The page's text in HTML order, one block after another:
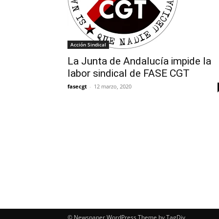
Acción Sindical
La Junta de Andalucía impide la
labor sindical de FASE CGT
fasecgt - 12 marzo, 2020
© Newspaper WordPress Theme by TagDiv